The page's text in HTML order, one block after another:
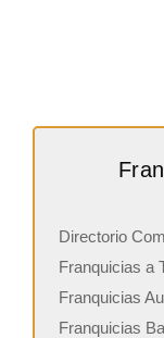
Directorio
Franquicias a
Franquicias
Franquicias